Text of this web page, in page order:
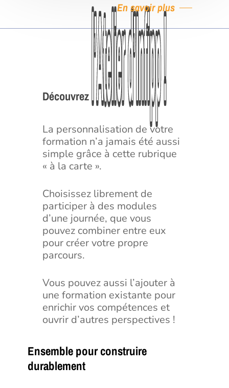
En savoir plus
Découvrez l’Atelier
l’Atelier d’Infipp
d’Infipp
La personnalisation de votre
formation n’a jamais été aussi
simple grâce à cette rubrique
« à la carte ».
Choisissez librement de
participer à des modules
d’une journée, que vous
pouvez combiner entre eux
pour créer votre propre
parcours.
Vous pouvez aussi l’ajouter à
une formation existante pour
enrichir vos compétences et
ouvrir d’autres perspectives !
Ensemble pour construire
durablement